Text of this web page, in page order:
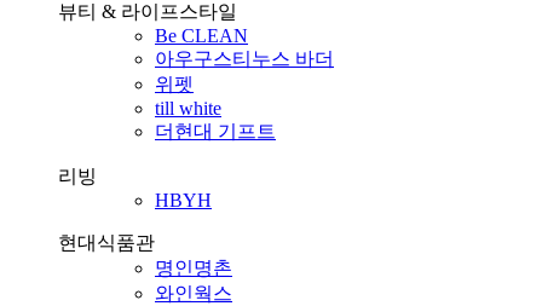
뷰티 & 라이프스타일
Be CLEAN
아우구스티누스 바더
위펫
till white
더현대 기프트
리빙
HBYH
현대식품관
명인명촌
와인웍스